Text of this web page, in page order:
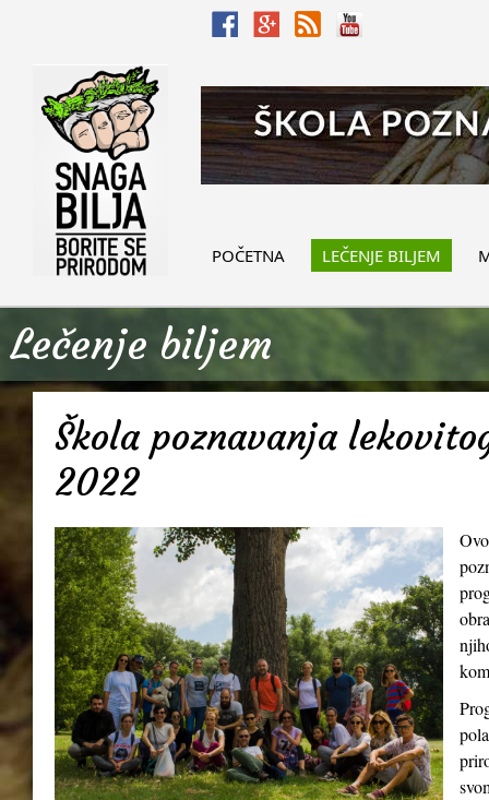
POČETNA LEČENJE BILJEM
Lečenje biljem
Škola poznavanja
2022